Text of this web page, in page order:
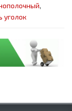
,
уголок